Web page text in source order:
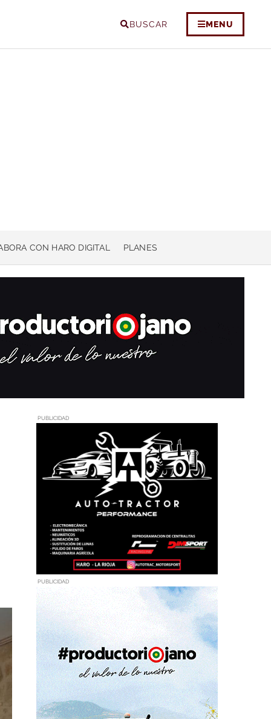
BUSCAR MENU
CON HARO DIGITAL PLANES
PUBLICIDAD
PUBLICIDAD